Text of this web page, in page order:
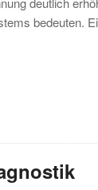
bedeuten.